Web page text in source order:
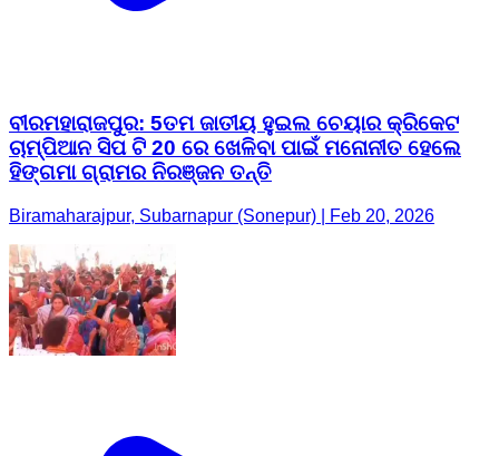
ବୀରମହାରାଜପୁର: 5ତମ ଜାତୀୟ ହୁଇଲ ଚେୟାର କ୍ରିକେଟ
ଚାମ୍ପିଆନ ସିପ ଟି 20 ରେ ଖେଳିବା ପାଇଁ ମନୋନୀତ ହେଲେ
ହିଙ୍ଗମା ଗ୍ରାମର ନିରଞ୍ଜନ ତନ୍ତି
Biramaharajpur, Subarnapur (Sonepur) | Feb 20, 2026